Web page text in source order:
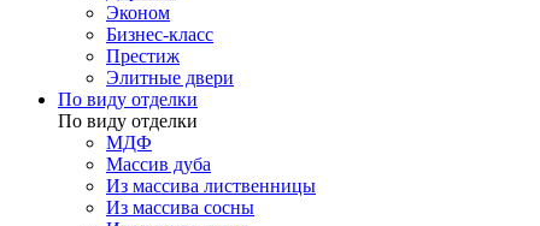
Эконом
Бизнес-класс
Престиж
Элитные двери
По виду отделки
По виду отделки
МДФ
Массив дуба
Из массива лиственницы
Из массива сосны